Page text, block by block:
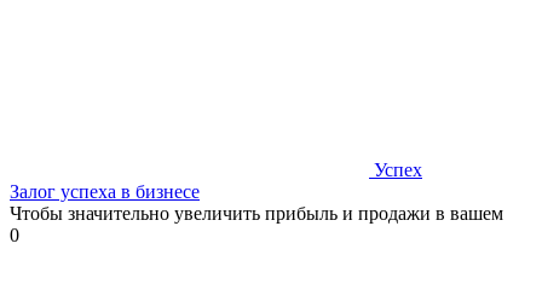
Успех
Залог успеха в бизнесе
Чтобы значительно увеличить прибыль и продажи в вашем
0